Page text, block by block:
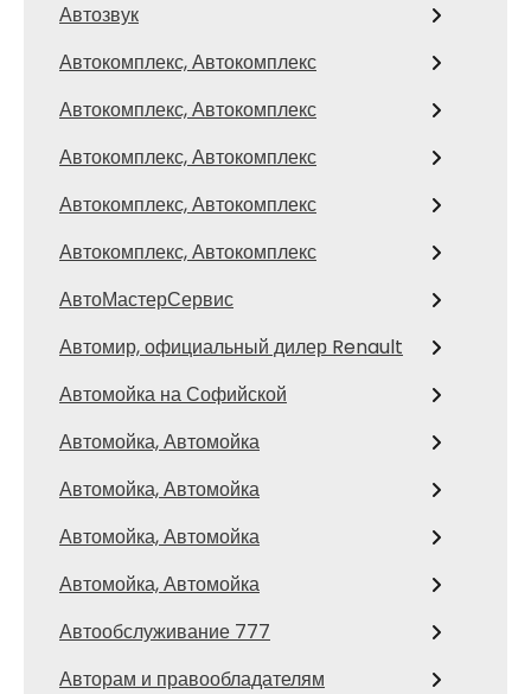
Автозвук
Автокомплекс, Автокомплекс
Автокомплекс, Автокомплекс
Автокомплекс, Автокомплекс
Автокомплекс, Автокомплекс
Автокомплекс, Автокомплекс
АвтоМастерСервис
Автомир, официальный дилер Renault
Автомойка на Софийской
Автомойка, Автомойка
Автомойка, Автомойка
Автомойка, Автомойка
Автомойка, Автомойка
Автообслуживание 777
Авторам и правообладателям